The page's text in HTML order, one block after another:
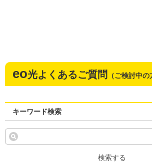
eo光よくあるご質問 （ご検討中の
キーワード検索
検索する